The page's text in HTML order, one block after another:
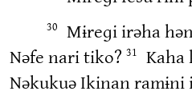
30
Mɨreɡi irəha
Nəfe nari tiko? 31
Kaha
Nəkukuə Ikinan ramɨni